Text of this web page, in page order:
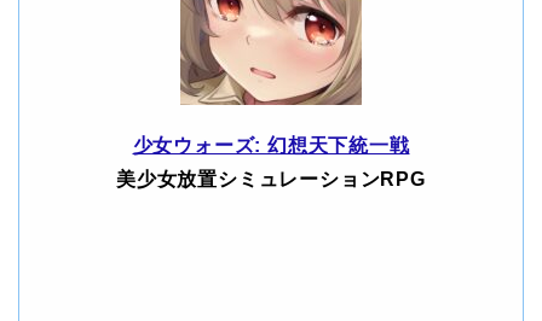
少女ウォーズ: 幻想天下統一戦
美少女放置シミュレーションRPG